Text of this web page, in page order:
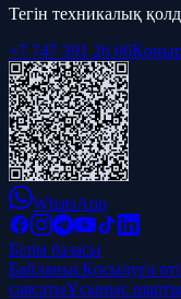
Тегін техникалық
+7 747 391 26 66
WhatsApp
Білім базасы
БайланысҚосылуға
саясатыҰсыныс шарты